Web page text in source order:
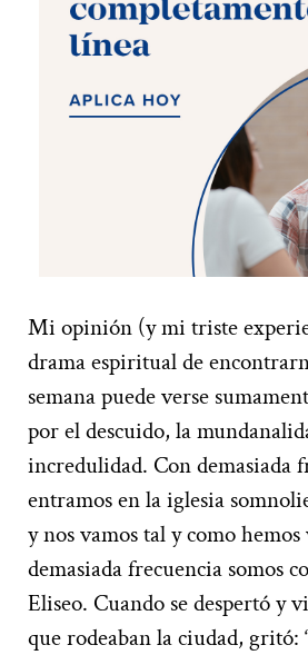
Mi opinión (y mi triste
drama espiritual de
semana puede verse
por el descuido, la
incredulidad. Con demasiada
entramos en la iglesia
y nos vamos tal y como
demasiada frecuencia somos
Eliseo. Cuando se despertó y
que rodeaban la ciudad, gritó: